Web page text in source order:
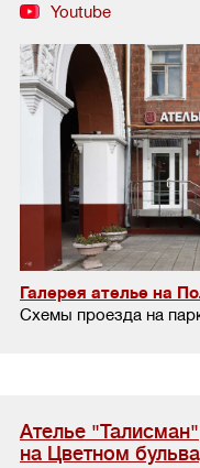
Youtube
Галерея ателье на
Схемы проезда на
Ателье "Талисман"
на Цветном